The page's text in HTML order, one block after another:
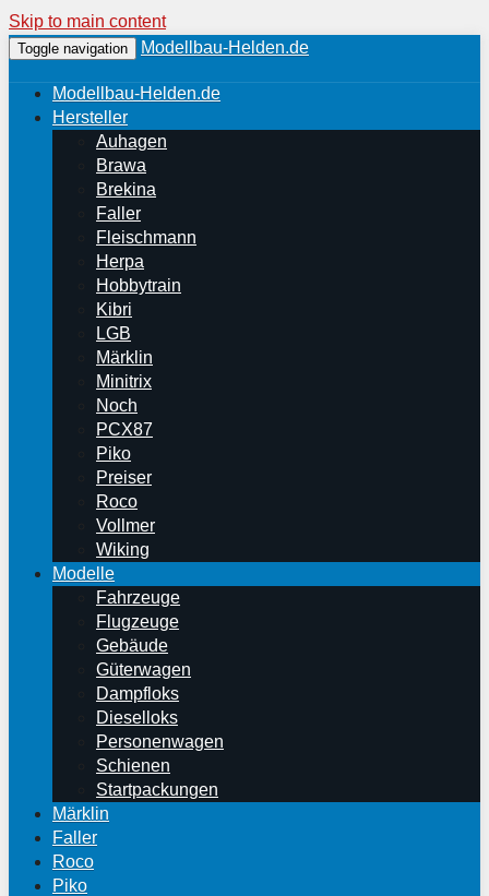
Skip to main content
Toggle navigation Modellbau-Helden.de
Modellbau-Helden.de
Hersteller
Auhagen
Brawa
Brekina
Faller
Fleischmann
Herpa
Hobbytrain
Kibri
LGB
Märklin
Minitrix
Noch
PCX87
Piko
Preiser
Roco
Vollmer
Wiking
Modelle
Fahrzeuge
Flugzeuge
Gebäude
Güterwagen
Dampfloks
Dieselloks
Personenwagen
Schienen
Startpackungen
Märklin
Faller
Roco
Piko